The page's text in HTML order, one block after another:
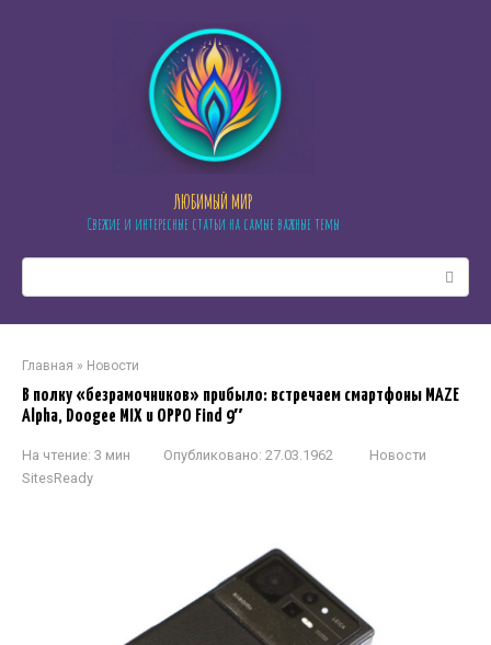
ЛЮБИМЫЙ МИР
Свежие и интересные статьи на самые важные темы
Главная » Новости
В полку «безрамочников» прибыло: встречаем смартфоны MAZE
Alpha, Doogee MIX и OPPO Find 9″
На чтение: 3 мин Опубликовано: 27.03.1962
Новости
SitesReady